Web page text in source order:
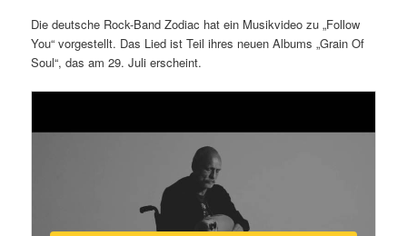
Die deutsche Rock-Band Zodiac hat ein Musikvideo zu „Follow
You“ vorgestellt. Das Lied ist Teil ihres neuen Albums „Grain Of
Soul“, das am 29. Juli erscheint.